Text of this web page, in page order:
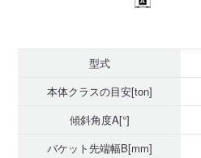
型式
本体クラスの目安[ton]
傾斜角度A[°]
バケット先端幅B[mm]